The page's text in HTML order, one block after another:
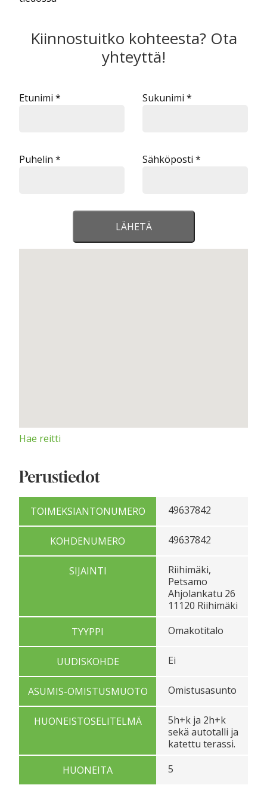
Kiinnostuitko kohteesta? Ota
yhteyttä!
Etunimi * Sukunimi *
Puhelin * Sähköposti *
Hae reitti
Perustiedot
TOIMEKSIANTONUMERO 49637842
KOHDENUMERO 49637842
SIJAINTI
Riihimäki,
Petsamo
Ahjolankatu 26
11120 Riihimäki
TYYPPI
Omakotitalo
UUDISKOHDE Ei
ASUMIS-OMISTUSMUOTO Omistusasunto
HUONEISTOSELITELMÄ
5h+k ja 2h+k
sekä autotalli ja
katettu terassi.
HUONEITA
5